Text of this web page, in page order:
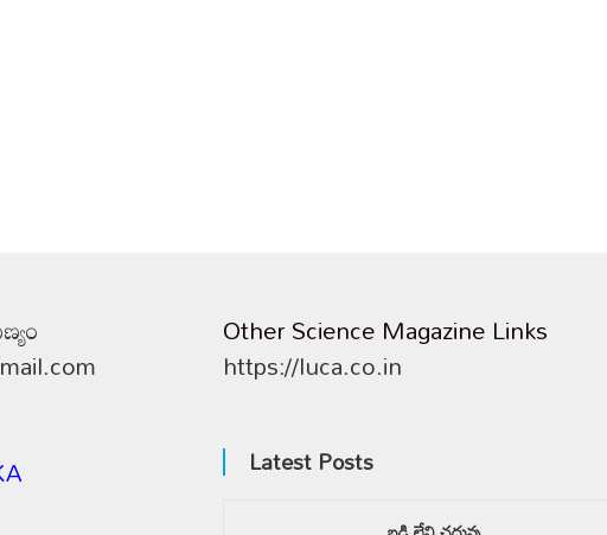
Other Science Magazine Links
https://luca.co.in
Latest Posts